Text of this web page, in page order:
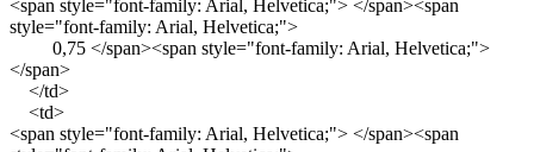
<span style="font-family: Arial, Helvetica;"> </span><span
style="font-family: Arial, Helvetica;">
0,75 </span><span style="font-family: Arial, Helvetica;">
</span>
</td>
<td>
<span style="font-family: Arial, Helvetica;"> </span><span